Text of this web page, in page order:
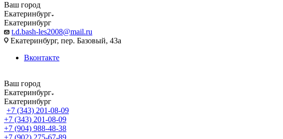
Ваш город
Екатеринбург
Екатеринбург
t.d.bash-les2008@mail.ru
Екатеринбург, пер. Базовый, 43а
Вконтакте
Ваш город
Екатеринбург
Екатеринбург
+7 (343) 201-08-09
+7 (343) 201-08-09
+7 (904) 988-48-38
+7 (902) 275-67-89